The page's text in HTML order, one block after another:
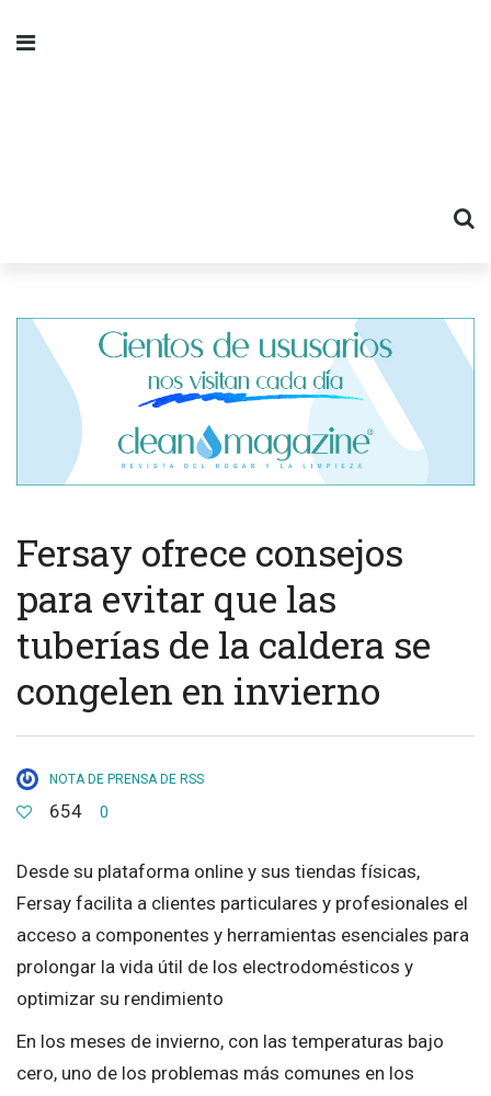
Fersay ofrece consejos
para evitar que las
tuberías de la caldera se
congelen en invierno
NOTA DE PRENSA DE RSS
654 0
Desde su plataforma online y sus tiendas físicas,
Fersay facilita a clientes particulares y profesionales el
acceso a componentes y herramientas esenciales para
prolongar la vida útil de los electrodomésticos y
optimizar su rendimiento
En los meses de invierno, con las temperaturas bajo
cero, uno de los problemas más comunes en los